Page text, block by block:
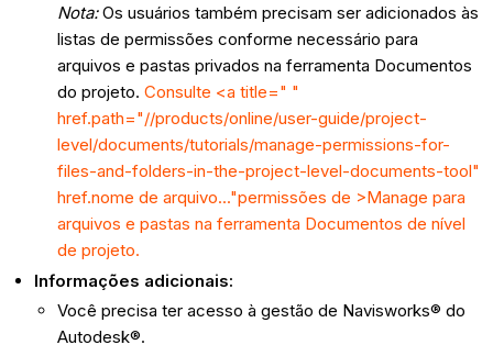
Nota:Os usuários também precisam ser adicionados às
listas de permissões conforme necessário para
arquivos e pastas privados na ferramenta Documentos
do projeto.Consulte <a title=" "
href.path="//products/online/user-guide/project-
level/documents/tutorials/manage-permissions-for-
files-and-folders-in-the-project-level-documents-tool"
href.nome de arquivo..."permissões de >Manage para
arquivos e pastas na ferramenta Documentos de nível
de projeto.
Informações adicionais:
Você precisa ter acesso à gestão de Navisworks® do
Autodesk®.